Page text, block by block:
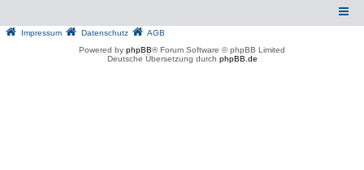
Impressum Datenschutz
AGB
Powered by phpBB® Forum Software © phpBB Limited
Deutsche Übersetzung durch phpBB.de